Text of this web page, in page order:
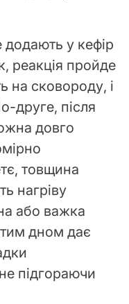
у кефір
реакція пройде
на сковороду, і
друге, після
довго
товщина
нагріву
або важка
дном дає
підгораючи